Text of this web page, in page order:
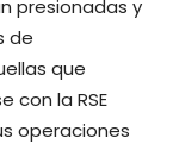
presionadas y
de
que
con la RSE
operaciones